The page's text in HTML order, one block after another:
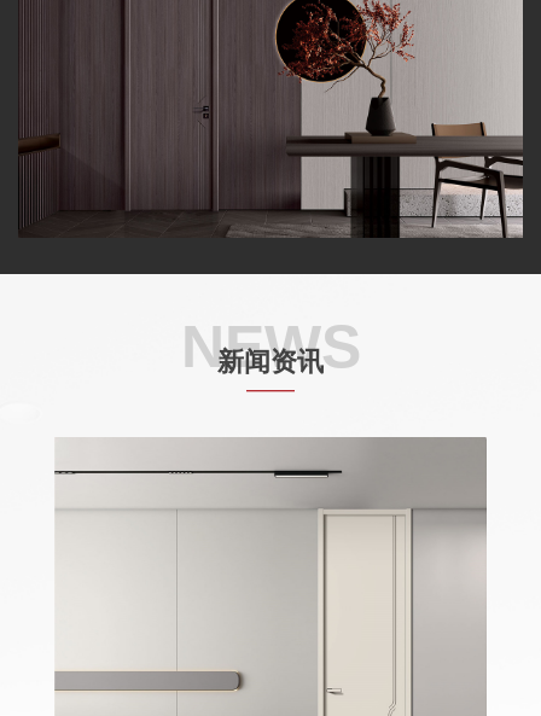
NEWS
新闻资讯
——